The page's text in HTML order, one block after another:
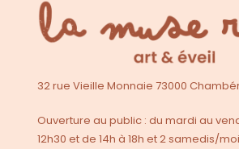
32 rue Vieille Monnaie 73000
Ouverture au public : du mardi au
12h30 et de 14h à 18h et 2 samedis/